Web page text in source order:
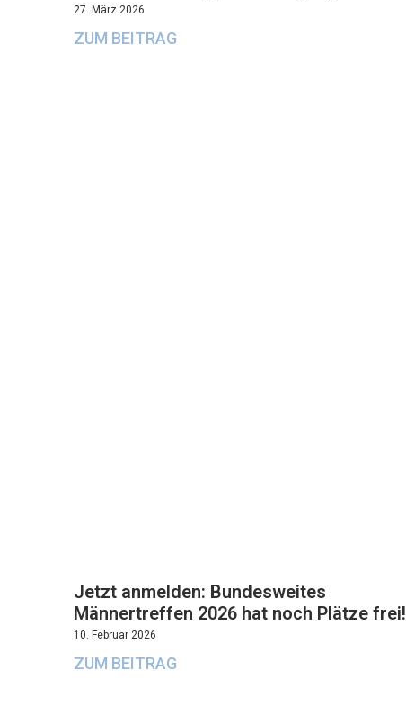
27. März 2026
ZUM BEITRAG
Jetzt anmelden: Bundesweites
Männertreffen 2026 hat noch Plätze frei!
10. Februar 2026
ZUM BEITRAG